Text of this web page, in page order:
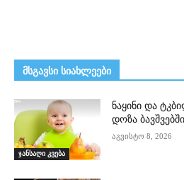
მსგავსი სიახლეები
ჯანსაღი კვება
ნაყინი და
დოზა ბავშვებში
აგვისტო 8, 2026